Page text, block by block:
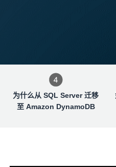
为什么从 SQL Server 迁移
至 Amazon DynamoDB